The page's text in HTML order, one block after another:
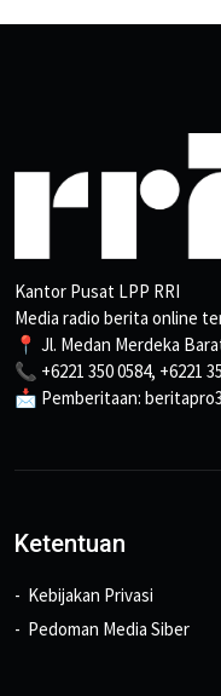
Kantor Pusat LPP RRI
Media radio berita online
📍 Jl. Medan Merdeka
📞 +6221 350 0584, +6221
📩 Pemberitaan:
Ketentuan
Kebijakan Privasi
Pedoman Media Siber